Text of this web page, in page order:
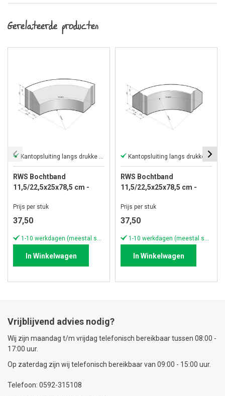
Gerelateerde producten
Kantopsluiting langs drukke wegen
RWS Bochtband
11,5/22,5x25x78,5 cm -
Prijs per stuk
37,50
In Winkelwagen
Kantopsluiting langs drukke wegen
RWS Bochtband
11,5/22,5x25x78,5 cm -
Prijs per stuk
37,50
In Winkelwagen
Vrijblijvend advies nodig?
Wij zijn maandag t/m vrijdag telefonisch bereikbaar tussen 08:00 -
17:00 uur.
Op zaterdag zijn wij telefonisch bereikbaar van 09:00 - 15:00 uur.
Telefoon: 0592-315108